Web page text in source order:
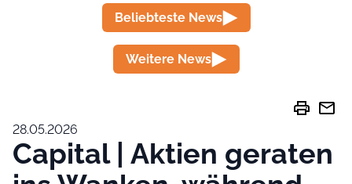
Beliebteste News
Weitere News
print mail
28.05.2026
Capital | Aktien geraten